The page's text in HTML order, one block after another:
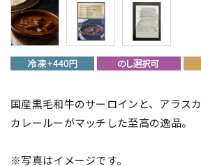
国産黒毛和牛のサーロインと、アラス
カレールーがマッチした至高の逸品。
※写真はイメージです。